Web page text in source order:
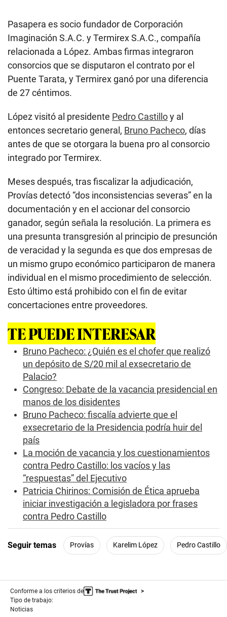
Pasapera es socio fundador de Corporación
Imaginación S.A.C. y Termirex S.A.C., compañía
relacionada a López. Ambas firmas integraron
consorcios que se disputaron el contrato por el
Puente Tarata, y Termirex ganó por una diferencia
de 27 céntimos.
López visitó al presidente Pedro Castilloy al
entonces secretario general, Bruno Pacheco, días
antes de que se otorgara la buena pro al consorcio
integrado por Termirex.
Meses después, tras fiscalizar la adjudicación,
Provías detectó “dos inconsistencias severas” en la
documentación y en el accionar del consorcio
ganador, según señala la resolución. La primera es
una presunta transgresión al principio de presunción
de veracidad y la segunda es que dos empresas de
un mismo grupo económico participaron de manera
individual en el mismo procedimiento de selección.
Esto último está prohibido con el fin de evitar
concertaciones entre proveedores.
TE PUEDE INTERESAR
Bruno Pacheco: ¿Quién es el chofer que realizó
un depósito de S/20 mil al exsecretario de
Palacio?
Congreso: Debate de la vacancia presidencial en
manos de los disidentes
Bruno Pacheco: fiscalía advierte que el
exsecretario de la Presidencia podría huir del
país
La moción de vacancia y los cuestionamientos
contra Pedro Castillo: los vacíos y las
“respuestas” del Ejecutivo
Patricia Chirinos: Comisión de Ética aprueba
iniciar investigación a legisladora por frases
contra Pedro Castillo
Seguir temas Provías Karelim López Pedro Castillo
Conforme a los criterios de
Tipo de trabajo:
Noticias